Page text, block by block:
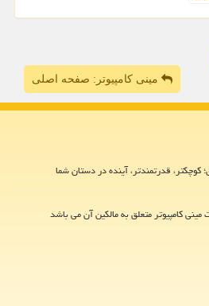
مینی کامپیوتر: صفحه اصلی
کوچکتر، قدرتمندتر، آینده در دستان شما